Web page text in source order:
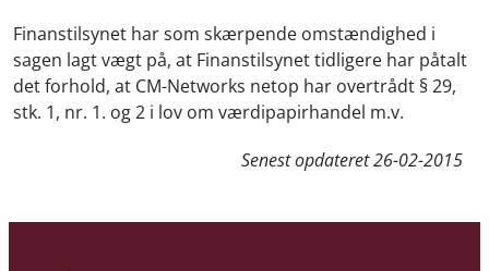
Finanstilsynet har som skærpende omstændighed i
sagen lagt vægt på, at Finanstilsynet tidligere har påtalt
det forhold, at CM-Networks netop har overtrådt § 29,
stk. 1, nr. 1. og 2 i lov om værdipapirhandel m.v.
Senest opdateret26-02-2015